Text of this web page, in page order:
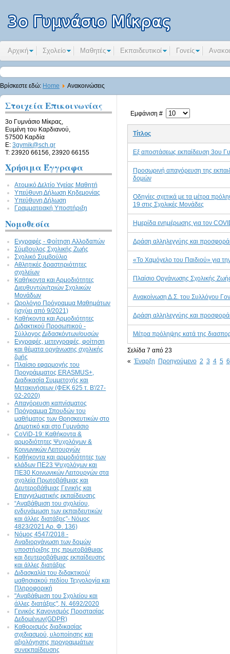
Αρχική Σχολείο Μαθητές Εκπαιδευτικοί Γονείς
Βρίσκεστε εδώ: Home Ανακοινώσεις
Στοιχεία Επικοινωνίας
3ο Γυμνάσιο Μίκρας,
Ευμένη του Καρδιανού,
57500 Καρδία
E: 3gymik@sch.gr
Τ: 23920 66156, 23920 66155
Χρήσιμα Έγγραφα
Ατομικό Δελτίο Υγείας Μαθητή
Υπεύθυνη Δήλωση Kηδεμονίας
Υπεύθυνη Δήλωση
Γραμματειακή Υποστήριξη
Νομοθεσία
Εγγραφές - Φοίτηση Aλλοδαπών
Σύμβουλος Σχολικής Ζωής
Σχολικό Συμβούλιο
Αθλητικές δραστηριότητες
σχολείων
Καθήκοντα και Αρμοδιότητες
Διευθυντών/τριών Σχολικών
Μονάδων
Ωρολόγιο Πρόγραμμα Μαθημάτων
(ισχύει από 9/2021)
Καθήκοντα και Αρμοδιότητες
Διδακτικού Προσωπικού -
Σύλλογος Διδασκόντων/ουσών
Εγγραφές, μετεγγραφές, φοίτηση
και θέματα οργάνωσης σχολικής
ζωής
Πλαίσιο εφαρμογής του
Προγράμματος ERASMUS+,
Διαδικασία Συμμετοχής και
Μετακινήσεων (ΦΕΚ 625 τ. Β'/27-
02-2020)
Απαγόρευση καπνίσματος
Πρόγραμμα Σπουδών του
μαθήματος των Θρησκευτικών στο
Δημοτικό και στο Γυμνάσιο
CoViD-19: Kαθήκοντα &
αρμοδιότητες Ψυχολόγων &
Κοινωνικών Λειτουργών
Καθήκοντα και αρμοδιότητες των
κλάδων ΠΕ23 Ψυχολόγων και
ΠΕ30 Κοινωνικών Λειτουργών στα
σχολεία Πρωτοβάθμιας και
Δευτεροβάθμιας Γενικής και
Επαγγελματικής εκπαίδευσης
“Αναβάθμιση του σχολείου,
ενδυνάμωση των εκπαιδευτικών
και άλλες διατάξεις”- Νόμος
4823/2021 Αρ. Φ. 136)
Νόμος 4547/2018 -
Αναδιοργάνωση των δομών
υποστήριξης της πρωτοβάθμιας
και δευτεροβάθμιας εκπαίδευσης
και άλλες διατάξεις
Διδασκαλία του διδακτικού/
μαθησιακού πεδίου Τεχνολογία και
Πληροφορική
"Αναβάθμιση του Σχολείου και
άλλες διατάξεις", N. 4692/2020
Γενικός Κανονισμός Προστασίας
Δεδομένων(GDPR)
Καθορισμός διαδικασίας
σχεδιασμού, υλοποίησης και
αξιολόγησης προγραμμάτων
συνεκπαίδευσης
Εμφάνιση #
Τίτλος
Εξ αποστάσεως εκπαίδευση 3ου
Προσωρινή απαγόρευση της
δομών
Oδηγίες σχετικά με τα μέτρα
19 στις Σχολικές Μονάδες
Ημερίδα ενημέρωσης για τον
Δράση αλληλεγγύης και
«Το Χαμόγελο του Παιδιού» για
Πλαίσιο Οργάνωσης Σχολικής
Ανακοίνωση Δ.Σ. του Συλλόγου
Δράση αλληλεγγύης και
Mέτρα πρόληψης κατά της
Σελίδα 7 από 23
« Έναρξη Προηγούμενο 2 3 4 5 6